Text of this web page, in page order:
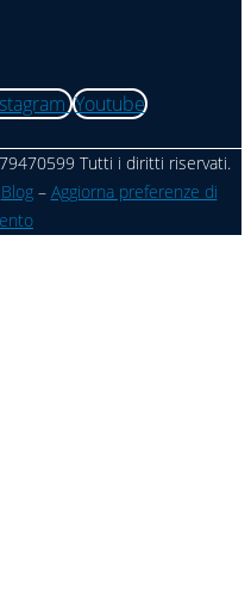
Youtube
Tutti i diritti riservati.
Blog– Aggiorna preferenze di